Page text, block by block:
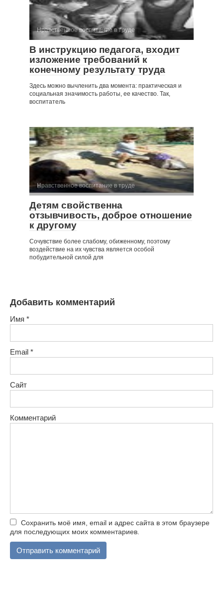
Нравственное воспитание в труде
В инструкцию педагога, входит
изложение требований к
конечному результату труда
Здесь можно вычленить два момента: практическая и
социальная значимость работы, ее качество. Так,
воспитатель
Нравственное воспитание в труде
Детям свойственна
отзывчивость, доброе отношение
к другому
Сочувствие более слабому, обиженному, поэтому
воздействие на их чувства является особой
побудительной силой для
Добавить комментарий
Имя *
Email *
Сайт
Комментарий
Сохранить моё имя, email и адрес сайта в этом браузере
для последующих моих комментариев.